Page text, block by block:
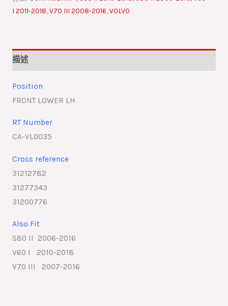
I 2011-2018,V70 III 2008-2016,VOLVO
描述
Position
FRONT LOWER LH
RT Number
CA-VL0035
Cross reference
31212782
31277343
31200776
Also Fit
S80 II 2006-2016
V60 I 2010-2018
V70 III 2007-2016